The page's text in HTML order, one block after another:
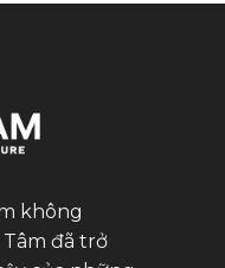
không
đã trở